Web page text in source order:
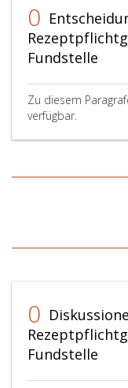
0
Fundstelle
Zu diesem
verfügbar.
0
Fundstelle